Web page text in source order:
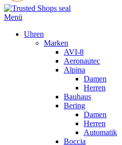
Menü
Uhren
Marken
AVI-8
Aeronautec
Alpina
Damen
Herren
Bauhaus
Bering
Damen
Herren
Automatik
Boccia